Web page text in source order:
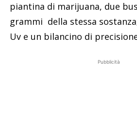
piantina di marijuana, due
grammi della stessa
Uv e un bilancino di
Pubblicità